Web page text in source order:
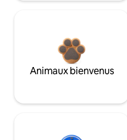
Animaux bienvenus